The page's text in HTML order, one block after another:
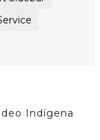
Indígena